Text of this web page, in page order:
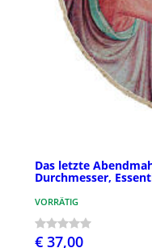
Das letzte
Durchmesser,
VORRÄTIG
€ 37,00